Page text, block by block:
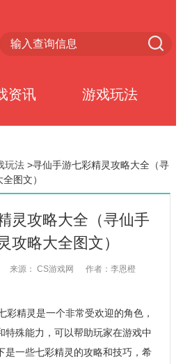
资讯 游戏玩法
玩法 >寻仙手游七彩精灵攻略大全（寻
图文）
灵攻略大全（寻仙手
攻略大全图文）
来源： CS游戏网 作者：李恩橙
精灵是一个非常受欢迎的角色，
特殊能力，可以帮助玩家在游戏中
是一些七彩精灵的攻略和技巧，希